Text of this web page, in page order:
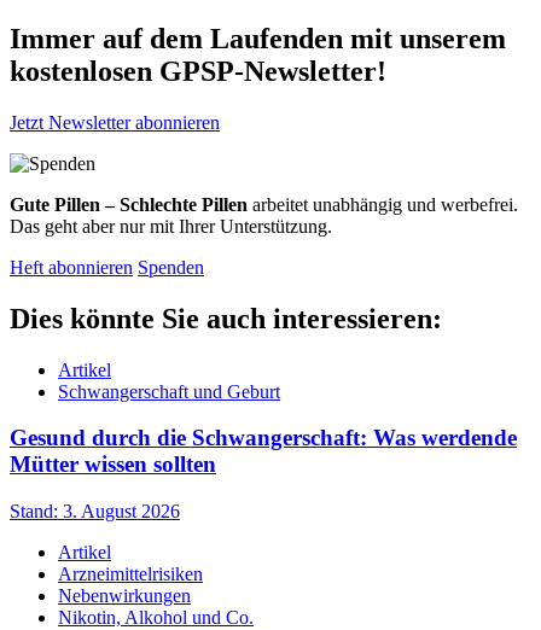
Immer auf dem Laufenden mit unserem
kostenlosen GPSP-Newsletter!
Jetzt Newsletter abonnieren
Gute Pillen – Schlechte Pillen arbeitet unabhängig und werbefrei.
Das geht aber nur mit Ihrer Unterstützung.
Heft abonnieren Spenden
Dies könnte Sie auch interessieren:
Artikel
Schwangerschaft und Geburt
Gesund durch die Schwangerschaft: Was werdende
Mütter wissen sollten
Stand: 3. August 2026
Artikel
Arzneimittelrisiken
Nebenwirkungen
Nikotin, Alkohol und Co.